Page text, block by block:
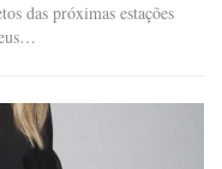
das próximas estações